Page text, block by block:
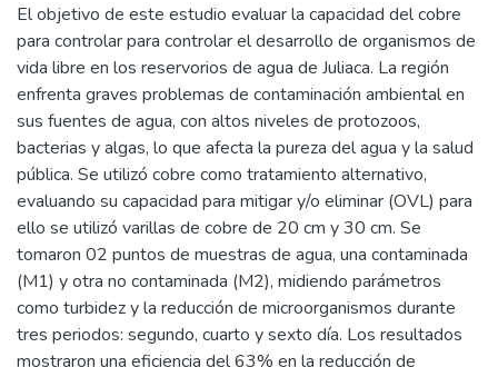
El objetivo de este estudio evaluar la capacidad del cobre
para controlar para controlar el desarrollo de organismos de
vida libre en los reservorios de agua de Juliaca. La región
enfrenta graves problemas de contaminación ambiental en
sus fuentes de agua, con altos niveles de protozoos,
bacterias y algas, lo que afecta la pureza del agua y la salud
pública. Se utilizó cobre como tratamiento alternativo,
evaluando su capacidad para mitigar y/o eliminar (OVL) para
ello se utilizó varillas de cobre de 20 cm y 30 cm. Se
tomaron 02 puntos de muestras de agua, una contaminada
(M1) y otra no contaminada (M2), midiendo parámetros
como turbidez y la reducción de microorganismos durante
tres periodos: segundo, cuarto y sexto día. Los resultados
mostraron una eficiencia del 63% en la reducción de